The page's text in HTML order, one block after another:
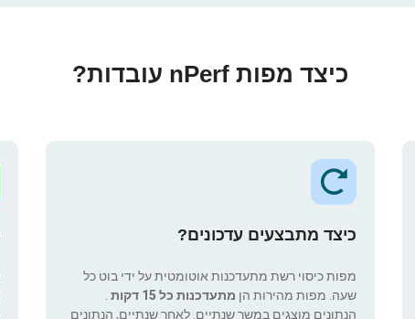
כיצד מפות nPerf עובדות?
כיצד מתבצעים עדכונים?
מפות כיסוי רשת מתעדכנות אוטומטית על ידי בוט כל
שעה. מפות מהירות הן מתעדכנות כל 15 דקות
הנתונים מוצגים במשך שנתיים. לאחר שנתיים, הנתונים